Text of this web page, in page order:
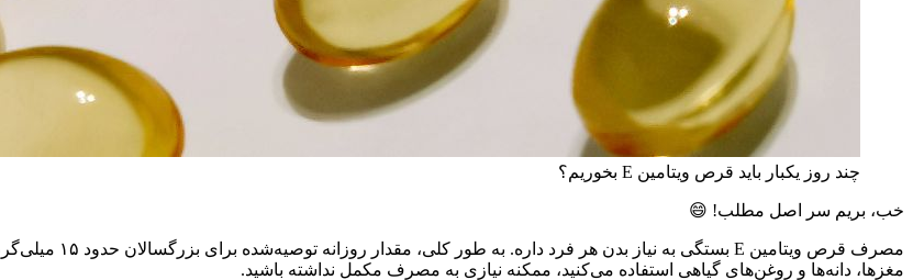
چند روز یکبار باید قرص ویتامین E بخوریم؟
خب، بریم سر اصل مطلب! 😄
مغزها، دانه‌ها و روغن‌های گیاهی استفاده می‌کنید، ممکنه نیازی به مصرف مکمل نداشته باشید.